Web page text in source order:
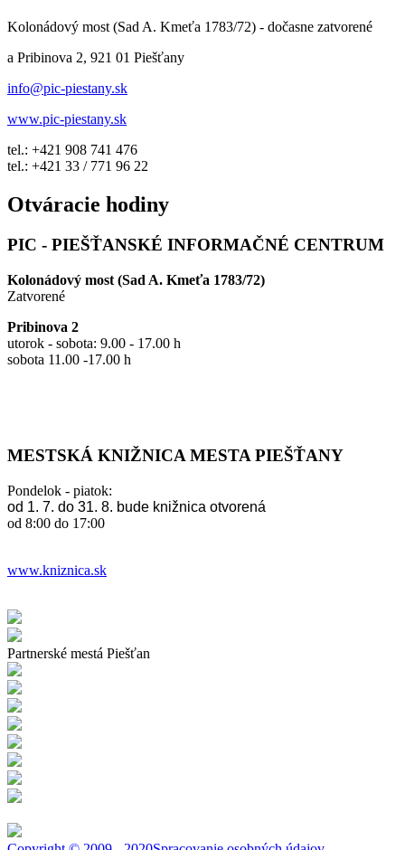
Kolonádový most (Sad A. Kmeťa 1783/72) - dočasne zatvorené
a Pribinova 2, 921 01 Piešťany
info@pic-piestany.sk
www.pic-piestany.sk
tel.: +421 908 741 476
tel.: +421 33 / 771 96 22
Otváracie hodiny
PIC - PIEŠŤANSKÉ INFORMAČNÉ CENTRUM
Kolonádový most (Sad A. Kmeťa 1783/72)
Zatvorené
Pribinova 2
utorok - sobota: 9.00 - 17.00 h
sobota 11.00 -17.00 h
MESTSKÁ KNIŽNICA MESTA PIEŠŤANY
Pondelok - piatok:
od 1. 7. do 31. 8. bude knižnica otvorená
od 8:00 do 17:00
www.kniznica.sk
Partnerské mestá Piešťan